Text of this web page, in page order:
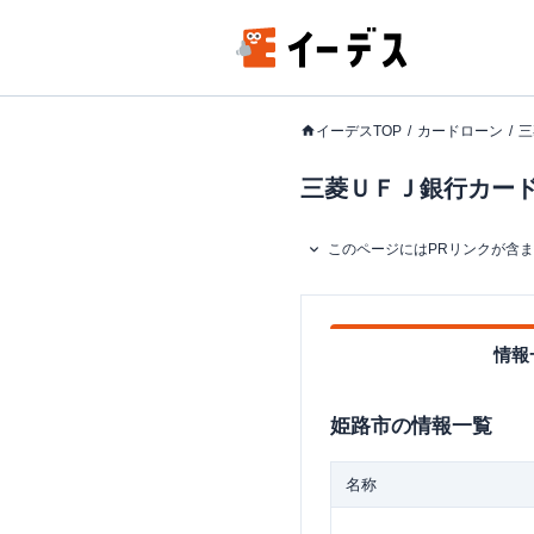
イーデスTOP カードローン
三菱ＵＦＪ銀行カー
このページにはPRリンクが含
情報
姫路市の情報一覧
名称